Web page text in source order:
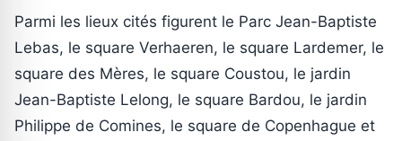
Parmi les lieux cités figurent le Parc Jean-Baptiste
Lebas, le square Verhaeren, le square Lardemer, le
square des Mères, le square Coustou, le jardin
Jean-Baptiste Lelong, le square Bardou, le jardin
Philippe de Comines, le square de Copenhague et